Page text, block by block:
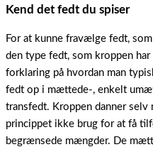
Kend det fedt du spiser
For at kunne fravælge fedt,
den type fedt, som kroppen
forklaring på hvordan man
fedt op i mættede-, enkelt
transfedt. Kroppen danner
princippet ikke brug for at få
begrænsede mængder. De